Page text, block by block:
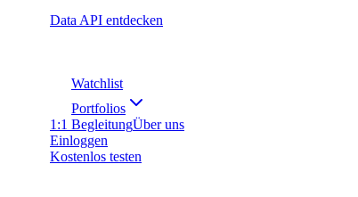
Data API entdecken
Watchlist
Portfolios
1:1 BegleitungÜber uns
Einloggen
Kostenlos testen